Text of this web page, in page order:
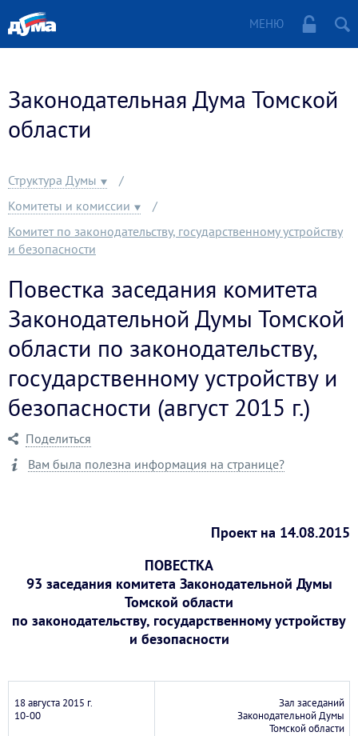
МЕНЮ
Законодательная Дума Томской
области
Структура Думы
Комитеты и комиссии
Комитет по законодательству, государственному устройству
и безопасности
Повестка заседания комитета
Законодательной Думы Томской
области по законодательству,
государственному устройству и
безопасности (август 2015 г.)
Поделиться
Вам была полезна информация на странице?
Проект на 14.08.2015
ПОВЕСТКА
93 заседания комитета Законодательной Думы
Томской области
по законодательству, государственному устройству
и безопасности
18 августа 2015 г.
10-00
Зал заседаний
Законодательной Думы
Томской области